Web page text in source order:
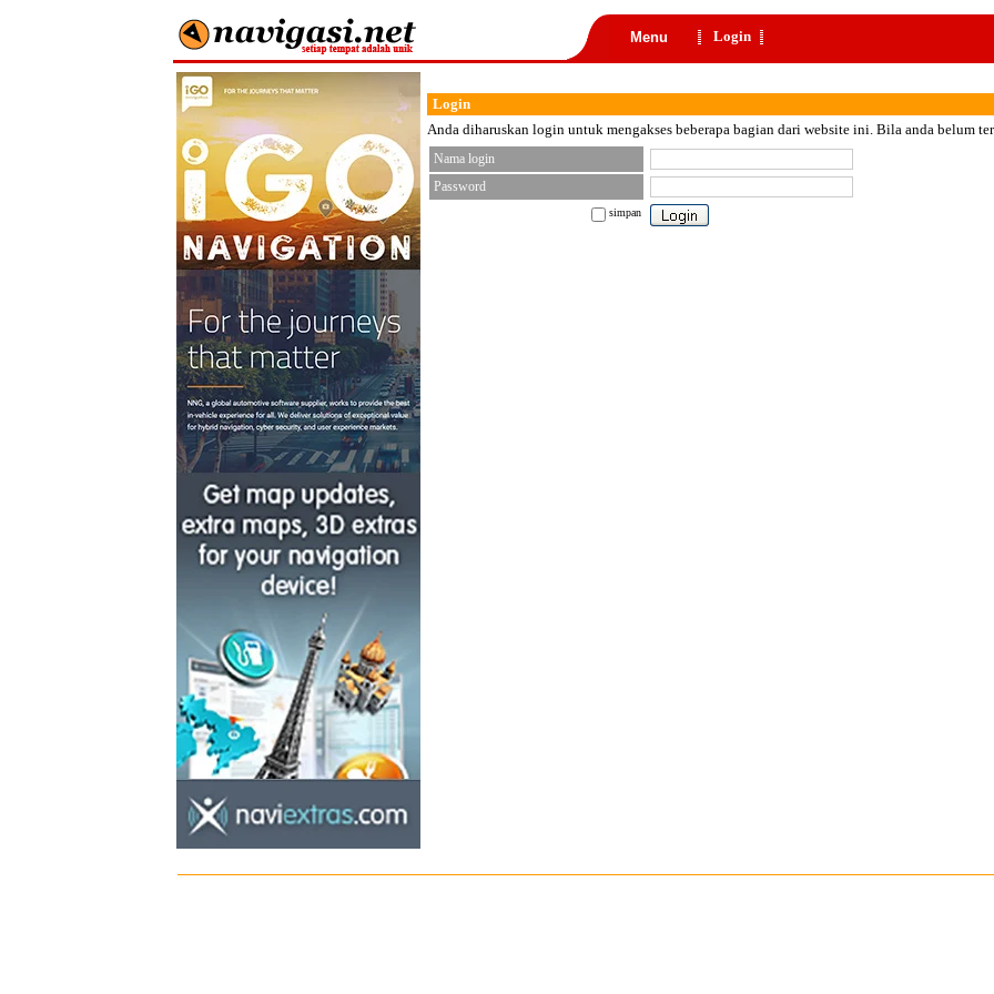
Menu Login
Login
Anda diharuskan login untuk mengakses beberapa bagian dari website ini. Bila anda belum
Nama login
Password
simpan